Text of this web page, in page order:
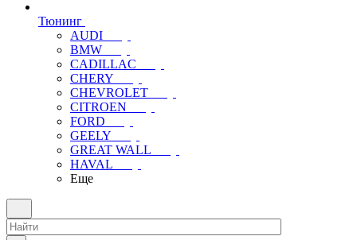
Тюнинг
AUDI
BMW
CADILLAC
CHERY
CHEVROLET
CITROEN
FORD
GEELY
GREAT WALL
HAVAL
Еще